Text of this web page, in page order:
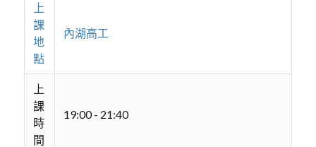
上
課
地
點
內湖高工
上
課
時
間
19:00 - 21:40